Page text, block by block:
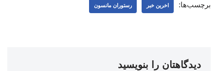
برچسب‌ها: اخرین خبر رستوران مانسون
دیدگاهتان را بنویسید